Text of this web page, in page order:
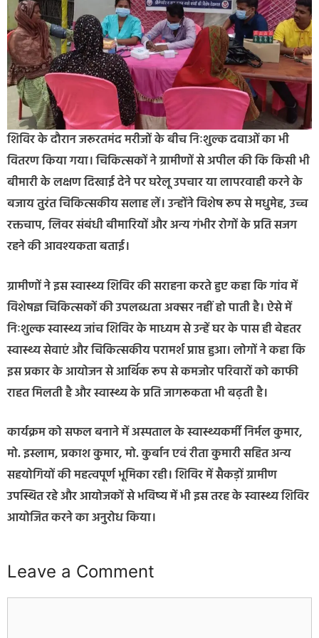
शिविर के दौरान जरूरतमंद मरीजों के बीच निःशुल्क दवाओं का भी
वितरण किया गया। चिकित्सकों ने ग्रामीणों से अपील की कि किसी भी
बीमारी के लक्षण दिखाई देने पर घरेलू उपचार या लापरवाही करने के
बजाय तुरंत चिकित्सकीय सलाह लें। उन्होंने विशेष रूप से मधुमेह, उच्च
रक्तचाप, लिवर संबंधी बीमारियों और अन्य गंभीर रोगों के प्रति सजग
रहने की आवश्यकता बताई।
ग्रामीणों ने इस स्वास्थ्य शिविर की सराहना करते हुए कहा कि गांव में
विशेषज्ञ चिकित्सकों की उपलब्धता अक्सर नहीं हो पाती है। ऐसे में
निःशुल्क स्वास्थ्य जांच शिविर के माध्यम से उन्हें घर के पास ही बेहतर
स्वास्थ्य सेवाएं और चिकित्सकीय परामर्श प्राप्त हुआ। लोगों ने कहा कि
इस प्रकार के आयोजन से आर्थिक रूप से कमजोर परिवारों को काफी
राहत मिलती है और स्वास्थ्य के प्रति जागरूकता भी बढ़ती है।
कार्यक्रम को सफल बनाने में अस्पताल के स्वास्थ्यकर्मी निर्मल कुमार,
मो. इस्लाम, प्रकाश कुमार, मो. कुर्बान एवं रीता कुमारी सहित अन्य
सहयोगियों की महत्वपूर्ण भूमिका रही। शिविर में सैकड़ों ग्रामीण
उपस्थित रहे और आयोजकों से भविष्य में भी इस तरह के स्वास्थ्य शिविर
आयोजित करने का अनुरोध किया।
Leave a Comment